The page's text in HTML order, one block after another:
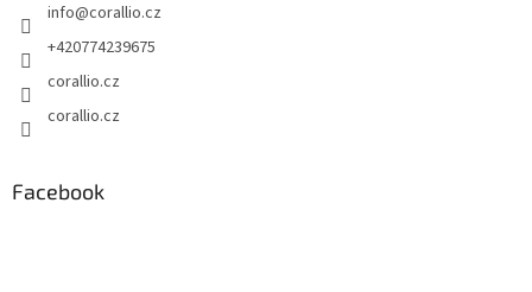
info@corallio.cz
+420774239675
corallio.cz
corallio.cz
Facebook